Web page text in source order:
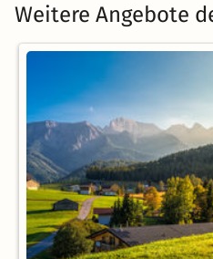
Weitere Angebote